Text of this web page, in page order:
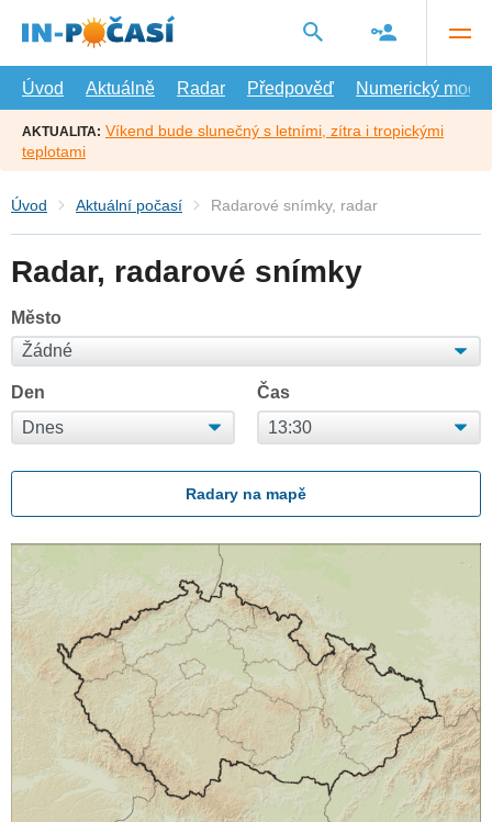
hlavní
Úvod
Aktuálně Radar Předpověď Numerický model
AKTUALITA: Víkend bude slunečný s letními, zítra i tropickými
teplotami
Úvod Aktuální počasí Radarové snímky, radar
Radar, radarové snímky
Město
Den Čas
Radary na mapě